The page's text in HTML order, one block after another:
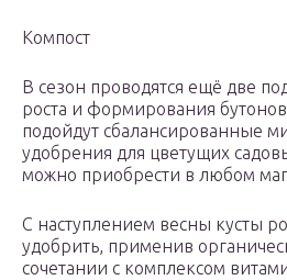
Компост
В сезон проводятся ещё две
роста и формирования
подойдут сбалансированные
удобрения для цветущих
можно приобрести в любом
С наступлением весны кусты
удобрить, применив
сочетании с комплексом